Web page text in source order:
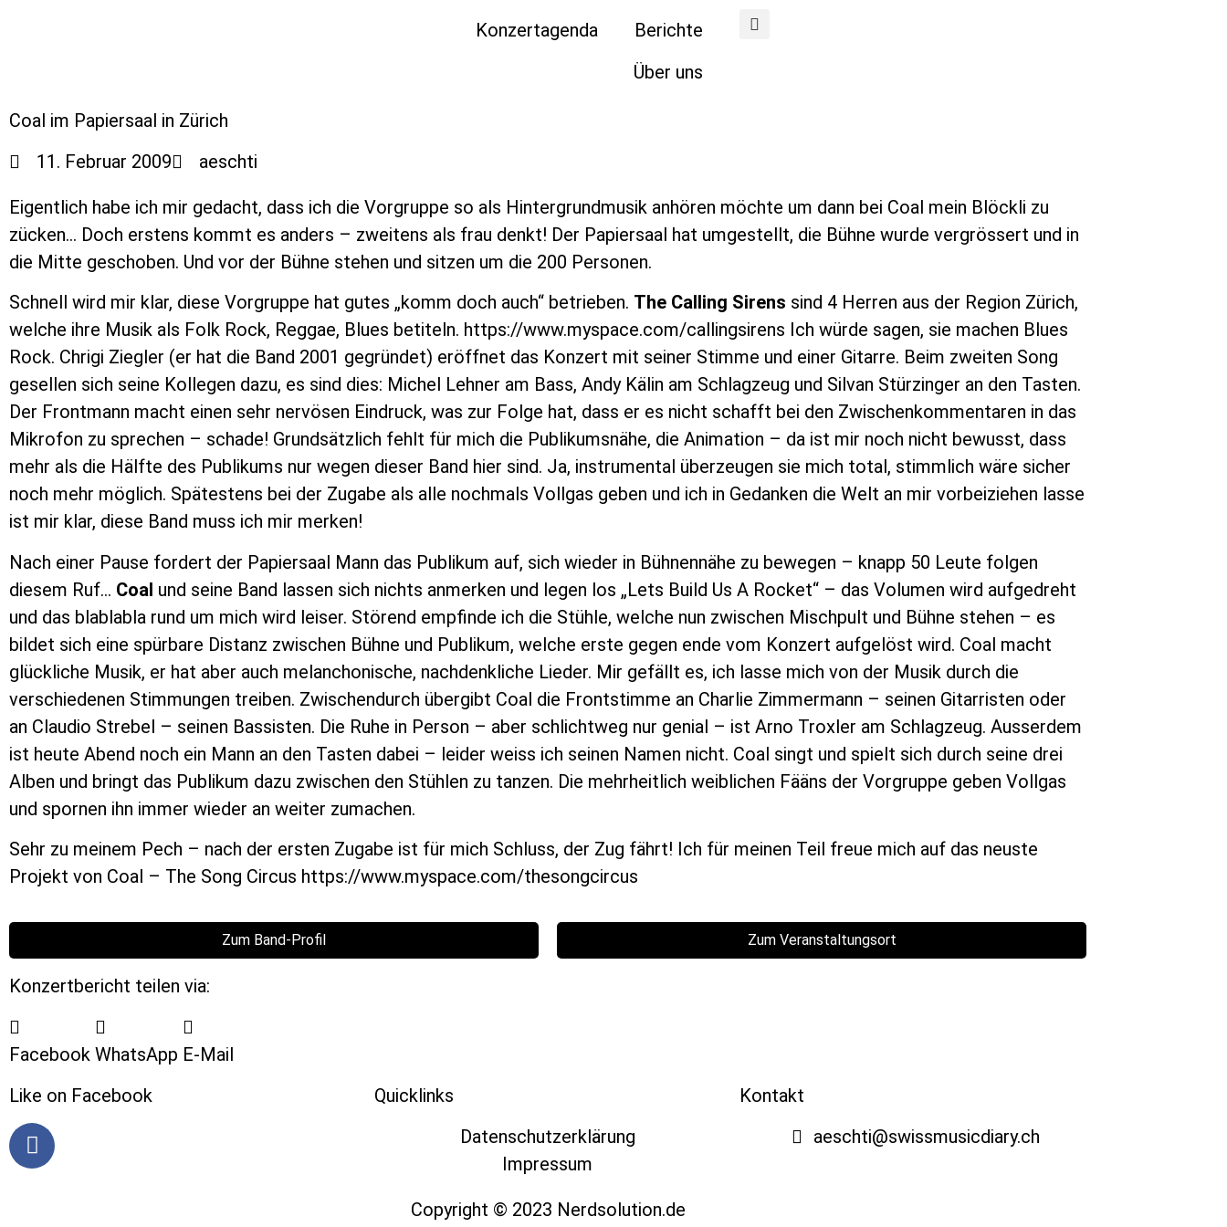
Konzertagenda
Berichte
Über uns
Coal im Papiersaal in Zürich
11. Februar 2009
aeschti
Eigentlich habe ich mir gedacht, dass ich die Vorgruppe so als Hintergrundmusik anhören möchte um dann bei Coal mein Blöckli zu
zücken… Doch erstens kommt es anders – zweitens als frau denkt! Der Papiersaal hat umgestellt, die Bühne wurde vergrössert und in
die Mitte geschoben. Und vor der Bühne stehen und sitzen um die 200 Personen.
Schnell wird mir klar, diese Vorgruppe hat gutes „komm doch auch“ betrieben. The Calling Sirens sind 4 Herren aus der Region Zürich,
welche ihre Musik als Folk Rock, Reggae, Blues betiteln. https://www.myspace.com/callingsirens Ich würde sagen, sie machen Blues
Rock. Chrigi Ziegler (er hat die Band 2001 gegründet) eröffnet das Konzert mit seiner Stimme und einer Gitarre. Beim zweiten Song
gesellen sich seine Kollegen dazu, es sind dies: Michel Lehner am Bass, Andy Kälin am Schlagzeug und Silvan Stürzinger an den Tasten.
Der Frontmann macht einen sehr nervösen Eindruck, was zur Folge hat, dass er es nicht schafft bei den Zwischenkommentaren in das
Mikrofon zu sprechen – schade! Grundsätzlich fehlt für mich die Publikumsnähe, die Animation – da ist mir noch nicht bewusst, dass
mehr als die Hälfte des Publikums nur wegen dieser Band hier sind. Ja, instrumental überzeugen sie mich total, stimmlich wäre sicher
noch mehr möglich. Spätestens bei der Zugabe als alle nochmals Vollgas geben und ich in Gedanken die Welt an mir vorbeiziehen lasse
ist mir klar, diese Band muss ich mir merken!
Nach einer Pause fordert der Papiersaal Mann das Publikum auf, sich wieder in Bühnennähe zu bewegen – knapp 50 Leute folgen
diesem Ruf… Coal und seine Band lassen sich nichts anmerken und legen los „Lets Build Us A Rocket“ – das Volumen wird aufgedreht
und das blablabla rund um mich wird leiser. Störend empfinde ich die Stühle, welche nun zwischen Mischpult und Bühne stehen – es
bildet sich eine spürbare Distanz zwischen Bühne und Publikum, welche erste gegen ende vom Konzert aufgelöst wird. Coal macht
glückliche Musik, er hat aber auch melanchonische, nachdenkliche Lieder. Mir gefällt es, ich lasse mich von der Musik durch die
verschiedenen Stimmungen treiben. Zwischendurch übergibt Coal die Frontstimme an Charlie Zimmermann – seinen Gitarristen oder
an Claudio Strebel – seinen Bassisten. Die Ruhe in Person – aber schlichtweg nur genial – ist Arno Troxler am Schlagzeug. Ausserdem
ist heute Abend noch ein Mann an den Tasten dabei – leider weiss ich seinen Namen nicht. Coal singt und spielt sich durch seine drei
Alben und bringt das Publikum dazu zwischen den Stühlen zu tanzen. Die mehrheitlich weiblichen Fääns der Vorgruppe geben Vollgas
und spornen ihn immer wieder an weiter zumachen.
Sehr zu meinem Pech – nach der ersten Zugabe ist für mich Schluss, der Zug fährt! Ich für meinen Teil freue mich auf das neuste
Projekt von Coal – The Song Circus https://www.myspace.com/thesongcircus
Zum Band-Profil Zum Veranstaltungsort
Konzertbericht teilen via:
Facebook WhatsApp E-Mail
Like on Facebook
Quicklinks
Datenschutzerklärung
Impressum
Kontakt
aeschti@swissmusicdiary.ch
Copyright © 2023 Nerdsolution.de